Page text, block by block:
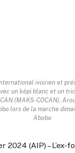
ivoirien et
un képi blanc et un
(MAKS-COCAN),
lors de la marche
Abobo
2024 (AIP) – L’ex-